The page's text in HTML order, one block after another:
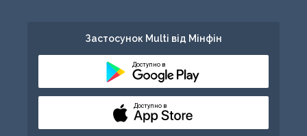
Застосунок Multi від Мінфін
Доступно в
Доступно в